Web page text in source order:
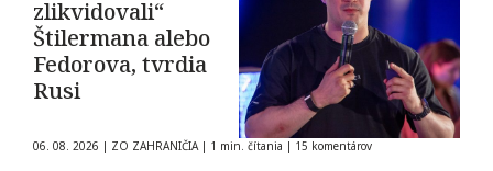
zlikvidovali“
Štilermana alebo
Fedorova, tvrdia
Rusi
06. 08. 2026 | ZO ZAHRANIČIA | 1 min. čítania | 15 komentárov